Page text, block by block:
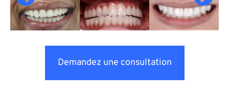
Demandez une consultation